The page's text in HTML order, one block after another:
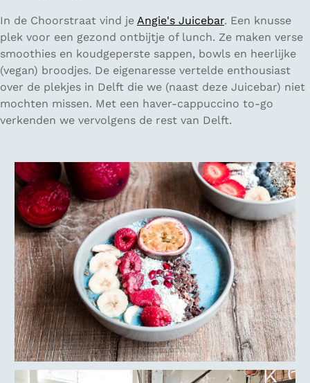
In de Choorstraat vind je Angie's Juicebar. Een knusse
plek voor een gezond ontbijtje of lunch. Ze maken verse
smoothies en koudgeperste sappen, bowls en heerlijke
(vegan) broodjes. De eigenaresse vertelde enthousiast
over de plekjes in Delft die we (naast deze Juicebar) niet
mochten missen. Met een haver-cappuccino to-go
verkenden we vervolgens de rest van Delft.